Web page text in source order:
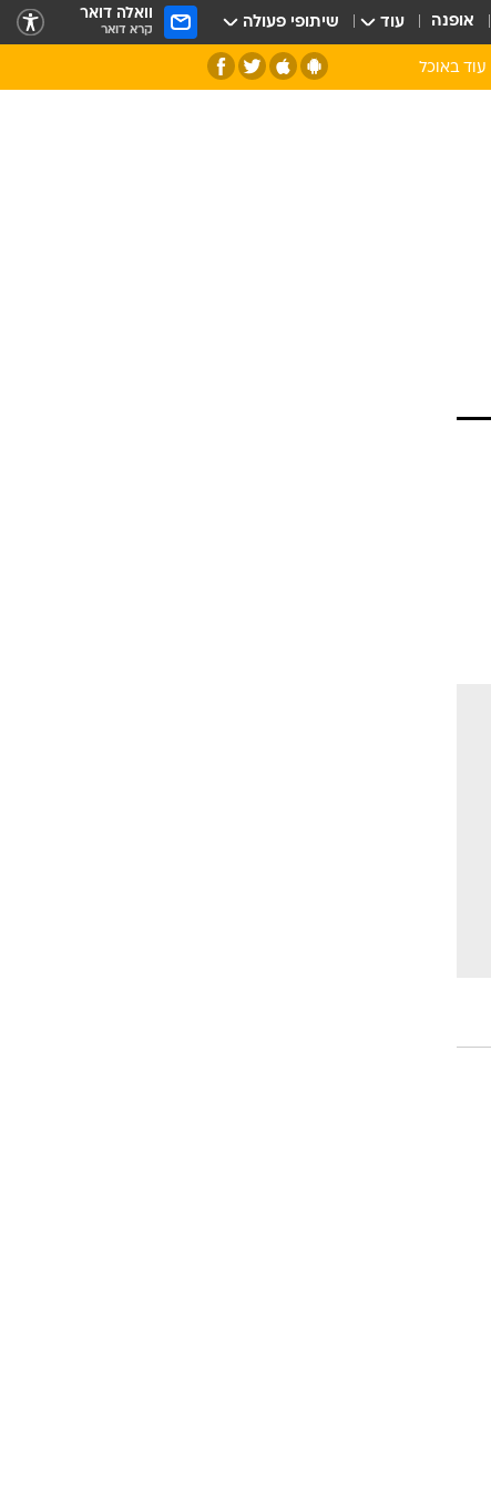
אופנה עוד שיתופי פעולה וואלה דואר
קרא דואר
עוד באוכל